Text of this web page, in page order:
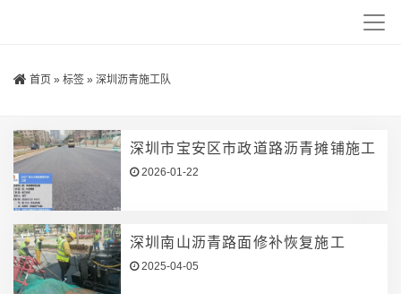
首页 » 标签 » 深圳沥青施工队
深圳市宝安区市政道路沥青摊铺施工
2026-01-22
深圳南山沥青路面修补恢复施工
2025-04-05